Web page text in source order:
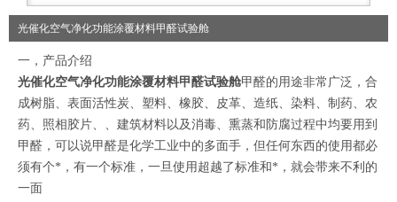
光催化空气净化功能涂覆材料甲醛试验舱
一，产品介绍
光催化空气净化功能涂覆材料甲醛试验舱甲醛的用途非常广泛，合
成树脂、表面活性炭、塑料、橡胶、皮革、造纸、染料、制药、农
药、照相胶片、、建筑材料以及消毒、熏蒸和防腐过程中均要用到
甲醛，可以说甲醛是化学工业中的多面手，但任何东西的使用都必
须有个*，有一个标准，一旦使用超越了标准和*，就会带来不利的
一面